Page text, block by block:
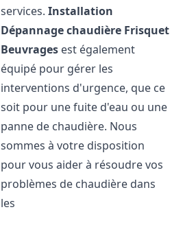
services.Installation
Dépannage chaudière Frisquet
Beuvrages est également
équipé pour gérer les
interventions d'urgence, que ce
soit pour une fuite d'eau ou une
panne de chaudière. Nous
sommes à votre disposition
pour vous aider à résoudre vos
problèmes de chaudière dans
les